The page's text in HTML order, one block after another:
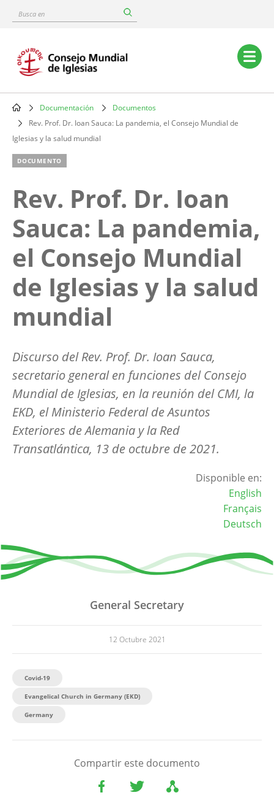
content
Busca
Main
navigation
Breadcrumb
Documentación
Documentos
Rev. Prof. Dr. Ioan Sauca: La pandemia, el Consejo Mundial de
Iglesias y la salud mundial
DOCUMENTO
Rev. Prof. Dr. Ioan
Sauca: La pandemia,
el Consejo Mundial
de Iglesias y la salud
mundial
Discurso del Rev. Prof. Dr. Ioan Sauca,
secretario general en funciones del Consejo
Mundial de Iglesias, en la reunión del CMI, la
EKD, el Ministerio Federal de Asuntos
Exteriores de Alemania y la Red
Transatlántica, 13 de octubre de 2021.
Disponible en:
English
Français
Deutsch
General Secretary
12 Octubre 2021
Covid-19
Evangelical Church in Germany (EKD)
Germany
Compartir este documento